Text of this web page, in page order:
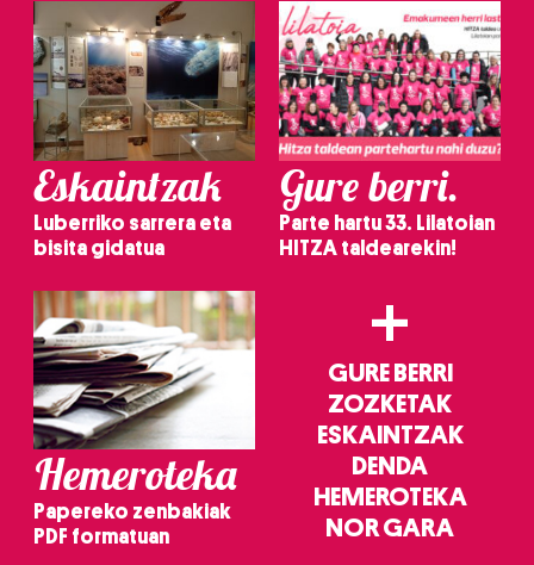
Eskaintzak
Luberriko sarrera eta
bisita gidatua
Gure berri.
Parte hartu 33. Lilatoian
HITZA taldearekin!
Hemeroteka
Papereko zenbakiak
PDF formatuan
+
GURE BERRI
ZOZKETAK
ESKAINTZAK
DENDA
HEMEROTEKA
NOR GARA